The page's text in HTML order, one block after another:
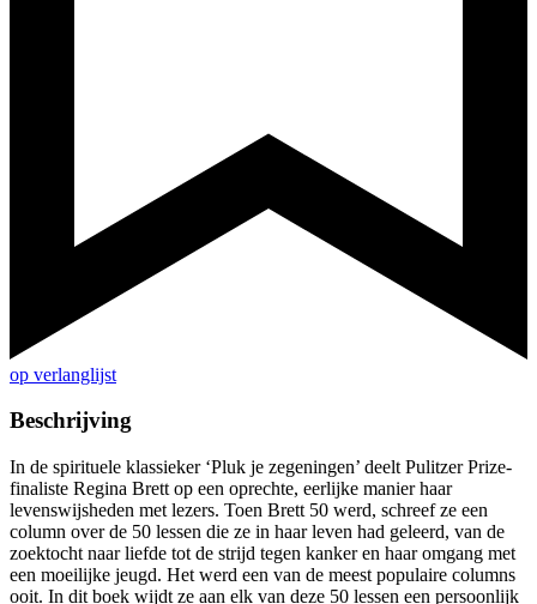
op verlanglijst
Beschrijving
In de spirituele klassieker ‘Pluk je zegeningen’ deelt Pulitzer Prize-
finaliste Regina Brett op een oprechte, eerlijke manier haar
levenswijsheden met lezers. Toen Brett 50 werd, schreef ze een
column over de 50 lessen die ze in haar leven had geleerd, van de
zoektocht naar liefde tot de strijd tegen kanker en haar omgang met
een moeilijke jeugd. Het werd een van de meest populaire columns
ooit. In dit boek wijdt ze aan elk van deze 50 lessen een persoonlijk